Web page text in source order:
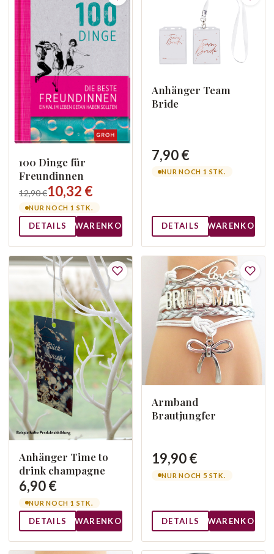
100 Dinge für
Freundinnen
12,90 €10,32 €
NUR NOCH 1 STK.
DETAILS WARENKORB
Anhänger Team
Bride
7,90 €
NUR NOCH 1 STK.
DETAILS WARENKORB
Anhänger Time to
drink champagne
6,90 €
NUR NOCH 1 STK.
DETAILS WARENKORB
Armband
Brautjungfer
19,90 €
NUR NOCH 5 STK.
DETAILS WARENKORB